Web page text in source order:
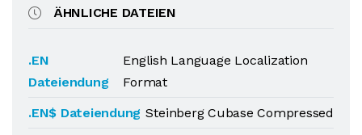
ÄHNLICHE DATEIEN
.EN
Dateiendung
English Language Localization
Format
.EN$ Dateiendung Steinberg Cubase Compressed